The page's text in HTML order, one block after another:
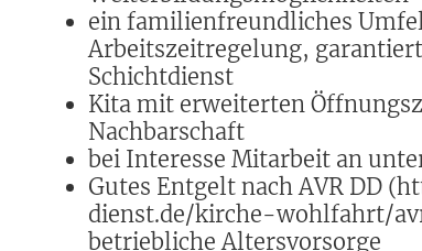
ein familienfreundliches
Arbeitszeitregelung,
Schichtdienst
Kita mit erweiterten
Nachbarschaft
bei Interesse Mitarbeit an
Gutes Entgelt nach AVR DD
dienst.de/kirche-wohlfahrt/
betriebliche Altersvorsorge